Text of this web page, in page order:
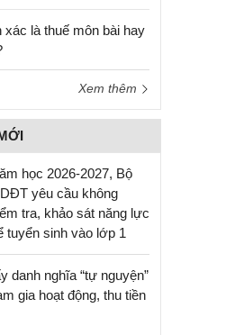
xác là thuế môn bài hay
Xem thêm
học 2026-2027, Bộ
yêu cầu không
tra, khảo sát năng lực
tuyển sinh vào lớp 1
danh nghĩa “tự nguyện”
gia hoạt động, thu tiền